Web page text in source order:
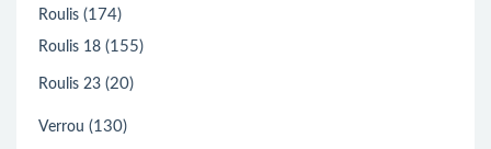
Roulis (174)
Roulis 18 (155)
Roulis 23 (20)
Verrou (130)